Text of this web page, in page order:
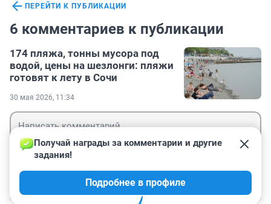
ПЕРЕЙТИ К ПУБЛИКАЦИИ
6 комментариев к публикации
174 пляжа, тонны мусора под
водой, цены на шезлонги: пляжи
готовят к лету в Сочи
30 мая 2026, 11:34
Получай награды за комментарии и другие
задания!
Подробнее в профиле